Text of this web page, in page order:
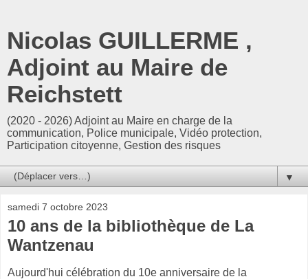
Nicolas GUILLERME ,
Adjoint au Maire de
Reichstett
(2020 - 2026) Adjoint au Maire en charge de la
communication, Police municipale, Vidéo protection,
Participation citoyenne, Gestion des risques
▼
samedi 7 octobre 2023
10 ans de la bibliothèque de La
Wantzenau
Aujourd'hui célébration du 10e anniversaire de la